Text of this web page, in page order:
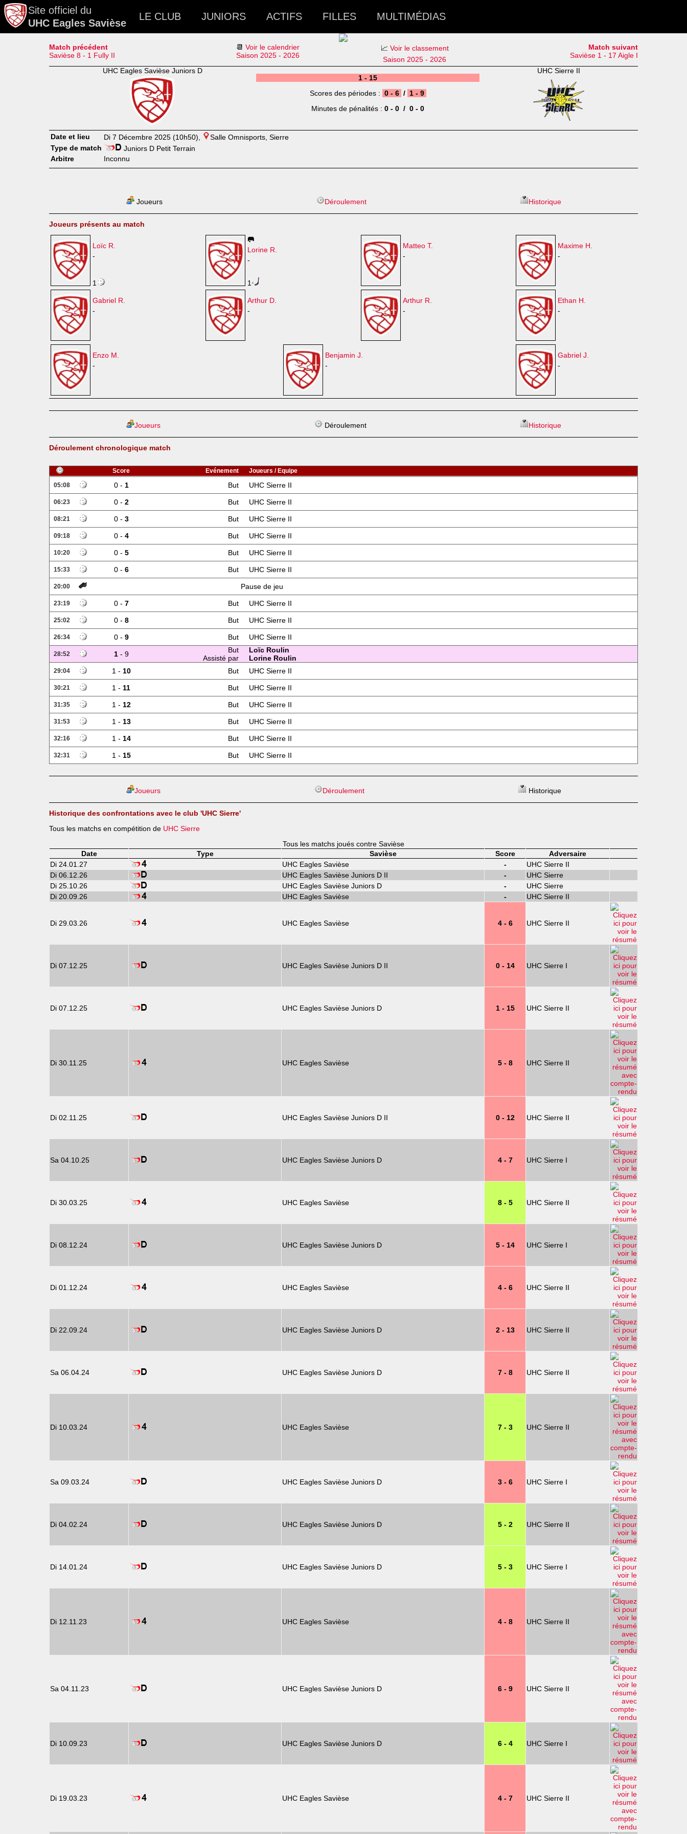
Site officiel du
UHC Eagles Savièse
LE CLUB JUNIORS ACTIFS FILLES MULTIMÉDIAS
Match précédent
Savièse 8 - 1 Fully II
📆Voir le calendrier
Saison 2025 - 2026
📈 Voir le classement
Saison 2025 - 2026
Match suivant
Savièse 1 - 17 Aigle I
UHC Eagles Savièse Juniors D
1 - 15
Scores des périodes : 0 - 6 / 1 - 9
Minutes de pénalités : 0 - 0 / 0 - 0
UHC Sierre II
Date et lieu Di 7 Décembre 2025 (10h50),
Salle Omnisports, Sierre
Type de match
Juniors D Petit Terrain
Arbitre
Inconnu
Joueurs Déroulement Historique
Joueurs présents au match
Loïc R.
-
1
🥅
Lorine R.
-
1
Matteo T.
-
Maxime H.
-
Gabriel R.
-
Arthur D.
-
Arthur R.
-
Ethan H.
-
Enzo M.
-
Benjamin J.
-
Gabriel J.
-
Joueurs Déroulement Historique
Déroulement chronologique match
Score Evénement
Joueurs / Equipe
05:08
0 - 1 But UHC Sierre II
06:23 0 - 2 But UHC Sierre II
08:21 0 - 3 But UHC Sierre II
09:18 0 - 4 But UHC Sierre II
10:20 0 - 5 But UHC Sierre II
15:33 0 - 6 But UHC Sierre II
20:00 Pause de jeu
23:19 0 - 7 But UHC Sierre II
25:02 0 - 8 But UHC Sierre II
26:34 0 - 9 But UHC Sierre II
28:52 1- 9 But
Loïc Roulin
Assisté par
Lorine Roulin
29:04 1 - 10 But UHC Sierre II
30:21 1 - 11 But UHC Sierre II
31:35 1 - 12 But UHC Sierre II
31:53 1 - 13 But UHC Sierre II
32:16 1 - 14 But UHC Sierre II
32:31 1 - 15 But UHC Sierre II
Joueurs Déroulement Historique
Historique des confrontations avec le club 'UHC Sierre'
Tous les matchs en compétition de UHC Sierre
Tous les matchs joués contre Savièse
Date
Type Savièse Score
Adversaire
Di 24.01.27
UHC Eagles Savièse -
UHC Sierre II
Di 06.12.26
UHC Eagles Savièse Juniors D II -
UHC Sierre
Di 25.10.26
UHC Eagles Savièse Juniors D -
UHC Sierre
Di 20.09.26
UHC Eagles Savièse - UHC Sierre II
Di 29.03.26 UHC Eagles Savièse 4 - 6 UHC Sierre II
Di 07.12.25 UHC Eagles Savièse Juniors D II 0 - 14 UHC Sierre I
Di 07.12.25 UHC Eagles Savièse Juniors D 1 - 15 UHC Sierre II
Di 30.11.25 UHC Eagles Savièse 5 - 8 UHC Sierre II
Di 02.11.25 UHC Eagles Savièse Juniors D II 0 - 12 UHC Sierre II
Sa 04.10.25 UHC Eagles Savièse Juniors D 4 - 7 UHC Sierre I
Di 30.03.25 UHC Eagles Savièse 8 - 5 UHC Sierre II
Di 08.12.24 UHC Eagles Savièse Juniors D 5 - 14 UHC Sierre I
Di 01.12.24 UHC Eagles Savièse 4 - 6 UHC Sierre II
Di 22.09.24 UHC Eagles Savièse Juniors D 2 - 13 UHC Sierre II
Sa 06.04.24 UHC Eagles Savièse Juniors D 7 - 8 UHC Sierre II
Di 10.03.24 UHC Eagles Savièse 7 - 3 UHC Sierre II
Sa 09.03.24 UHC Eagles Savièse Juniors D 3 - 6 UHC Sierre I
Di 04.02.24 UHC Eagles Savièse Juniors D 5 - 2 UHC Sierre II
Di 14.01.24 UHC Eagles Savièse Juniors D 5 - 3 UHC Sierre I
Di 12.11.23 UHC Eagles Savièse 4 - 8 UHC Sierre II
Sa 04.11.23 UHC Eagles Savièse Juniors D 6 - 9 UHC Sierre II
Di 10.09.23 UHC Eagles Savièse Juniors D 6 - 4 UHC Sierre I
Di 19.03.23 UHC Eagles Savièse 4 - 7 UHC Sierre II